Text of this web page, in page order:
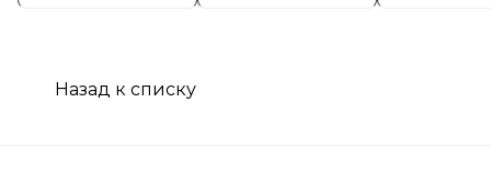
Назад к списку